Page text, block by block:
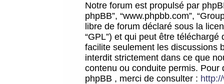
Notre forum est propulsé par
phpBB”, “www.phpbb.com”,
libre de forum déclaré sous la
“GPL”) et qui peut être téléchargé
facilite seulement les discussions
interdit strictement dans ce que
contenu ou conduite permis.
phpBB , merci de consulter :